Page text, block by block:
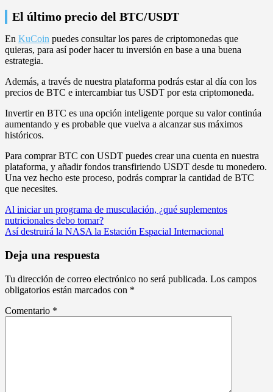
El último precio del BTC/USDT
En KuCoin puedes consultar los pares de criptomonedas que
quieras, para así poder hacer tu inversión en base a una buena
estrategia.
Además, a través de nuestra plataforma podrás estar al día con los
precios de BTC e intercambiar tus USDT por esta criptomoneda.
Invertir en BTC es una opción inteligente porque su valor continúa
aumentando y es probable que vuelva a alcanzar sus máximos
históricos.
Para comprar BTC con USDT puedes crear una cuenta en nuestra
plataforma, y añadir fondos transfiriendo USDT desde tu monedero.
Una vez hecho este proceso, podrás comprar la cantidad de BTC
que necesites.
Navegación
de
Al iniciar un programa de musculación, ¿qué suplementos
nutricionales debo tomar?
Así destruirá la NASA la Estación Espacial Internacional
Deja una respuesta
Tu dirección de correo electrónico no será publicada. Los campos
obligatorios están marcados con *
Comentario *